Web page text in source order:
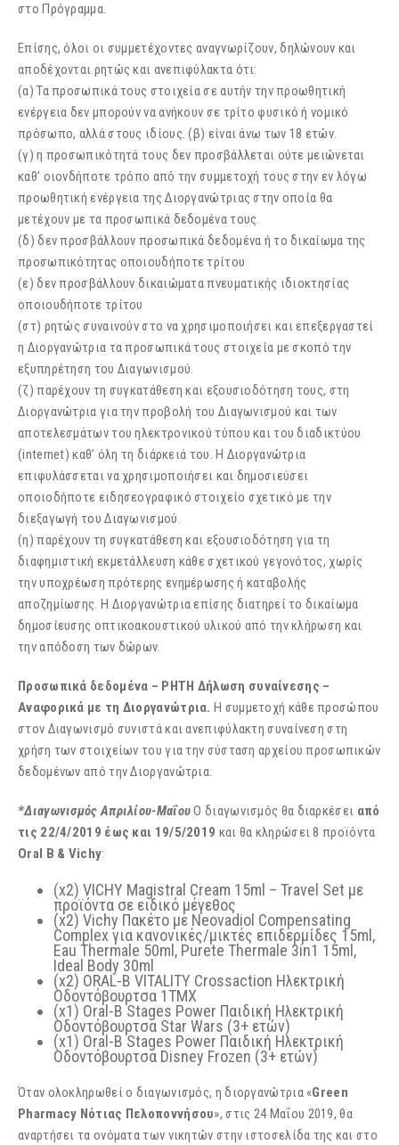
στο Πρόγραμμα.
Επίσης, όλοι οι συμμετέχοντες αναγνωρίζουν, δηλώνουν και
αποδέχονται ρητώς και ανεπιφύλακτα ότι:
(α) Τα προσωπικά τους στοιχεία σε αυτήν την προωθητική
ενέργεια δεν μπορούν να ανήκουν σε τρίτο φυσικό ή νομικό
πρόσωπο, αλλά στους ιδίους. (β) είναι άνω των 18 ετών.
(γ) η προσωπικότητά τους δεν προσβάλλεται ούτε μειώνεται
καθ’ οιονδήποτε τρόπο από την συμμετοχή τους στην εν λόγω
προωθητική ενέργεια της Διοργανώτριας στην οποία θα
μετέχουν με τα προσωπικά δεδομένα τους.
(δ) δεν προσβάλλουν προσωπικά δεδομένα ή το δικαίωμα της
προσωπικότητας οποιουδήποτε τρίτου
(ε) δεν προσβάλλουν δικαιώματα πνευματικής ιδιοκτησίας
οποιουδήποτε τρίτου
(στ) ρητώς συναινούν στο να χρησιμοποιήσει και επεξεργαστεί
η Διοργανώτρια τα προσωπικά τους στοιχεία με σκοπό την
εξυπηρέτηση του Διαγωνισμού.
(ζ) παρέχουν τη συγκατάθεση και εξουσιοδότηση τους, στη
Διοργανώτρια για την προβολή του Διαγωνισμού και των
αποτελεσμάτων του ηλεκτρονικού τύπου και του διαδικτύου
(internet) καθ’ όλη τη διάρκειά του. Η Διοργανώτρια
επιφυλάσσεται να χρησιμοποιήσει και δημοσιεύσει
οποιοδήποτε ειδησεογραφικό στοιχείο σχετικό με την
διεξαγωγή του Διαγωνισμού.
(η) παρέχουν τη συγκατάθεση και εξουσιοδότηση για τη
διαφημιστική εκμετάλλευση κάθε σχετικού γεγονότος, χωρίς
την υποχρέωση πρότερης ενημέρωσης ή καταβολής
αποζημίωσης. Η Διοργανώτρια επίσης διατηρεί το δικαίωμα
δημοσίευσης οπτικοακουστικού υλικού από την κλήρωση και
την απόδοση των δώρων.
Προσωπικά δεδομένα – ΡΗΤΗ Δήλωση συναίνεσης –
Αναφορικά με τη Διοργανώτρια. Η συμμετοχή κάθε προσώπου
στον Διαγωνισμό συνιστά και ανεπιφύλακτη συναίνεση στη
χρήση των στοιχείων του για την σύσταση αρχείου προσωπικών
δεδομένων από την Διοργανώτρια.
*Διαγωνισμός Απριλίου-ΜαΐουΟ διαγωνισμός θα διαρκέσει από
τις 22/4/2019 έως και 19/5/2019 και θα κληρώσει 8 προϊόντα
Oral B & Vichy:
(x2) VICHY Magistral Cream 15ml – Travel Set με
προϊόντα σε ειδικό μέγεθος
(x2) Vichy Πακέτο με Neovadiol Compensating
Complex για κανονικές/μικτές επιδερμίδες 15ml,
Eau Thermale 50ml, Purete Thermale 3in1 15ml,
Ideal Body 30ml
(x2) ORAL-B VITALITY Crossaction Ηλεκτρική
Οδοντόβουρτσα 1ΤΜΧ
(x1) Oral-B Stages Power Παιδική Ηλεκτρική
Οδοντόβουρτσα Star Wars (3+ ετών)
(x1) Oral-B Stages Power Παιδική Ηλεκτρική
Οδοντόβουρτσα Disney Frozen (3+ ετών)
Όταν ολοκληρωθεί ο διαγωνισμός, η διοργανώτρια «Green
Pharmacy Νότιας Πελοποννήσου», στις 24 Μαΐου 2019, θα
αναρτήσει τα ονόματα των νικητών στην ιστοσελίδα της και στο